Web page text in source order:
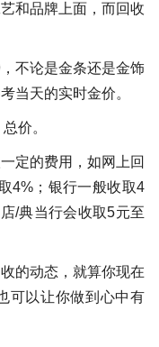
和品牌上面，而回收
不论是金条还是金饰
当天的实时金价。
价。
定的费用，如网上回
4%；银行一般收取4
/典当行会收取5元至
的动态，就算你现在
可以让你做到心中有